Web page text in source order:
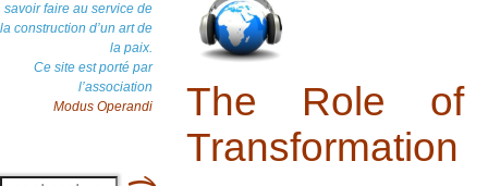
savoir faire au service de
la construction d’un art de
la paix.
Ce site est porté par
l’association
Modus Operandi
The Role of
Transformation